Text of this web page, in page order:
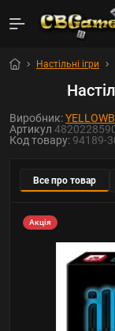
Настільні ігри
Виробник:
Артикул
Код товару: 94189-
Все про товар
Акція